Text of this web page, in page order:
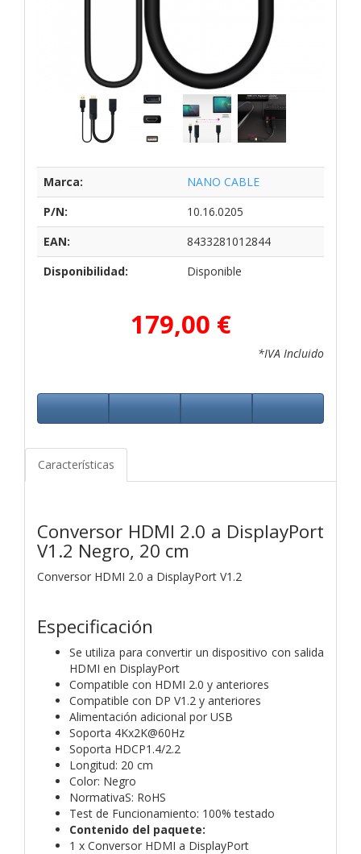
Marca:
NANO CABLE
P/N:
10.16.0205
EAN:
8433281012844
Disponibilidad:
Disponible
179,00 €
*IVA Incluido
Características
Conversor HDMI 2.0 a DisplayPort
V1.2 Negro, 20 cm
Conversor HDMI 2.0 a DisplayPort V1.2
Especificación
Se utiliza para convertir un dispositivo con salida
HDMI en DisplayPort
Compatible con HDMI 2.0 y anteriores
Compatible con DP V1.2 y anteriores
Alimentación adicional por USB
Soporta 4Kx2K@60Hz
Soporta HDCP1.4/2.2
Longitud: 20 cm
Color: Negro
NormativaS: RoHS
Test de Funcionamiento: 100% testado
Contenido del paquete:
1 x Conversor HDMI a DisplayPort